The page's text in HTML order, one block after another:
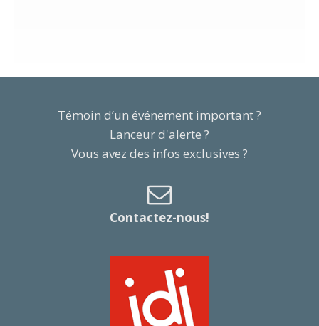
Témoin d’un événement important ?
Lanceur d'alerte ?
Vous avez des infos exclusives ?
Contactez-nous!